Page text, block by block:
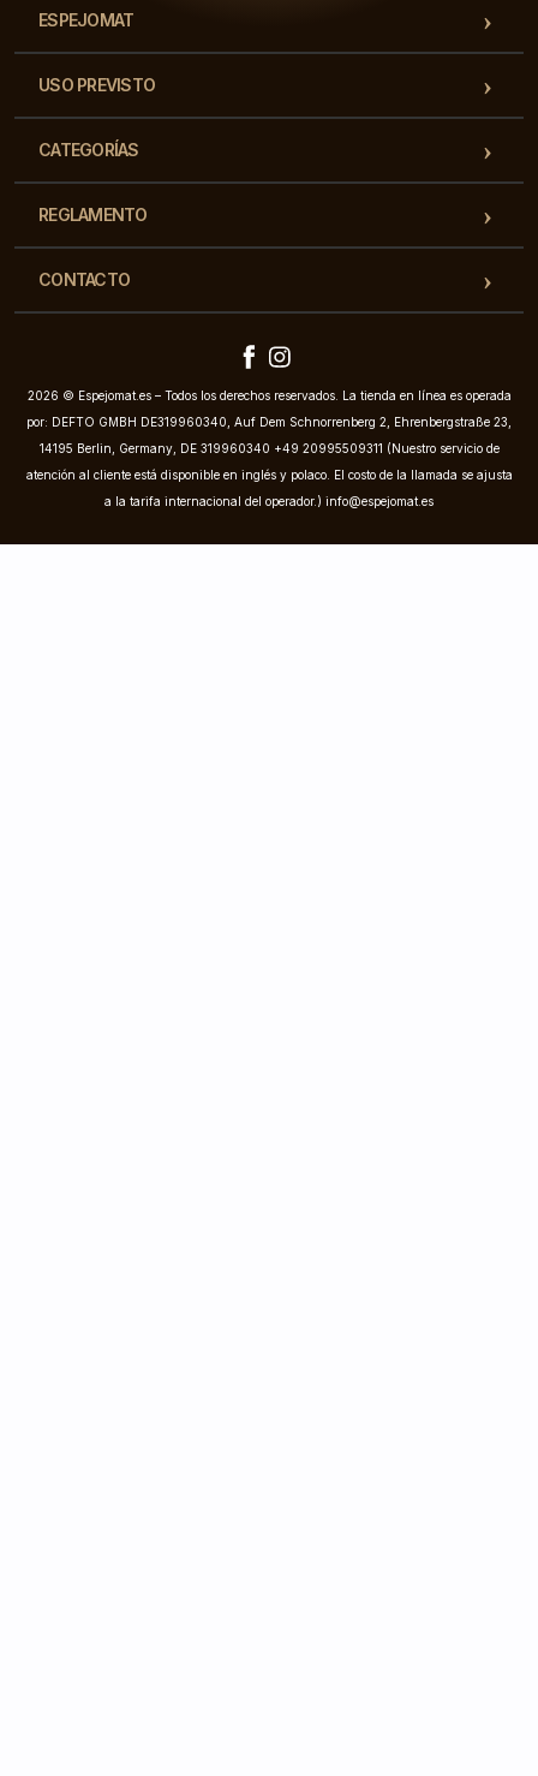
ESPEJOMAT
USO PREVISTO
CATEGORÍAS
REGLAMENTO
CONTACTO
2026 © Espejomat.es – Todos los derechos reservados. La tienda en línea es operada
por: DEFTO GMBH DE319960340, Auf Dem Schnorrenberg 2, Ehrenbergstraße 23,
14195 Berlin, Germany, DE 319960340 +49 20995509311 (Nuestro servicio de
atención al cliente está disponible en inglés y polaco. El costo de la llamada se ajusta
a la tarifa internacional del operador.) info@espejomat.es